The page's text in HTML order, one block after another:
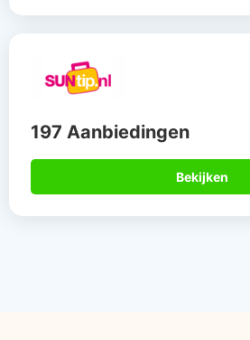
197 Aanbiedingen
Bekijken